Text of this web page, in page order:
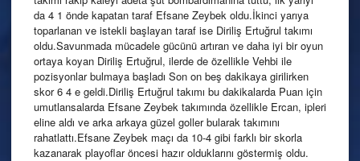
da 4 1 önde kapatan taraf Efsane Zeybek oldu.İkinci yarıya
toparlanan ve istekli başlayan taraf ise Diriliş Ertuğrul takımı
oldu.Savunmada mücadele gücünü artıran ve daha iyi bir oyun
ortaya koyan Diriliş Ertuğrul, ilerde de özellikle Vehbi ile
pozisyonlar bulmaya başladı Son on beş dakikaya girilirken
skor 6 4 e geldi.Diriliş Ertuğrul takımı bu dakikalarda Puan için
umutlansalarda Efsane Zeybek takımında özellikle Ercan, ipleri
eline aldı ve arka arkaya güzel goller bularak takımını
rahatlattı.Efsane Zeybek maçı da 10-4 gibi farklı bir skorla
kazanarak playoflar öncesi hazır olduklarını göstermiş oldu.